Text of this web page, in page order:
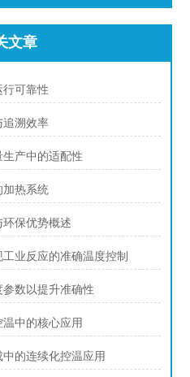
文章
可靠性
追溯效率
产中的适配性
加热系统
保优势概述
业反应的准确温度控制
数以提升准确性
中的核心应用
的连续化控温应用